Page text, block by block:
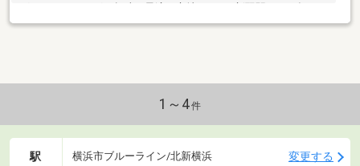
分の立地につき、生活利便も良好です♪□他社・他サイト掲載物件
プリで「住まいエージェント」と検索☆
1～4件
駅 横浜市ブルーライン/北新横浜 変更する